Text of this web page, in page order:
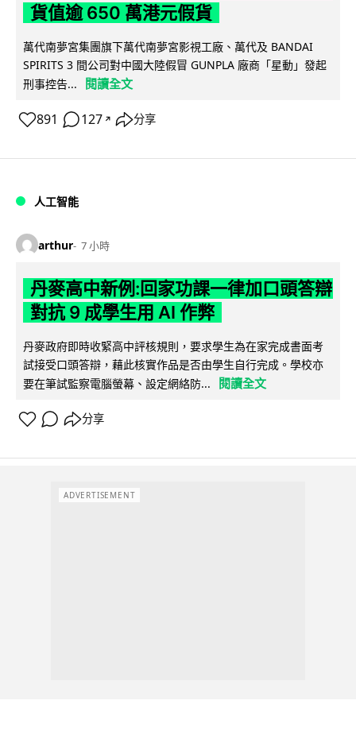
貨值逾 650 萬港元假貨
萬代南夢宮集團旗下萬代南夢宮影視工廠、萬代及 BANDAI
SPIRITS 3 間公司對中國大陸假冒 GUNPLA 廠商「星動」發起
刑事控告...
閱讀全文
891 127 ↗ 分享
人工智能
arthur 7 小時
丹麥高中新例:回家功課一律加口頭答辯
對抗 9 成學生用 AI 作弊
丹麥政府即時收緊高中評核規則，要求學生為在家完成書面考
試接受口頭答辯，藉此核實作品是否由學生自行完成。學校亦
要在筆試監察電腦螢幕、設定網絡防...
閱讀全文
分享
ADVERTISEMENT